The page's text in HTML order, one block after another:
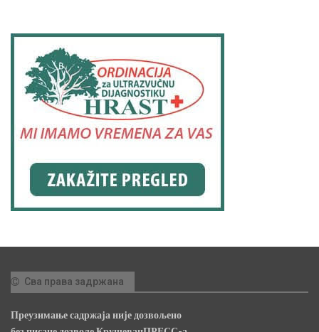
Сва права задржана
Преузимање садржаја није дозвољено